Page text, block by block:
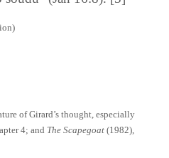
of Girard’s thought, especially
4; and The Scapegoat (1982),